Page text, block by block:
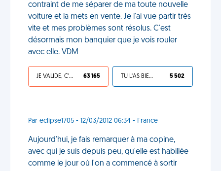
contraint de me séparer de ma toute nouvelle
voiture et la mets en vente. Je l'ai vue partir très
vite et mes problèmes sont résolus. C'est
désormais mon banquier que je vois rouler
avec elle. VDM
JE VALIDE, C'EST UNE VDM 63 165 TU L'AS BIEN MÉRITÉ 5 502
Par eclipse1705 - 12/03/2012 06:34 - France
Aujourd'hui, je fais remarquer à ma copine,
avec qui je suis depuis peu, qu'elle est habillée
comme le jour où l'on a commencé à sortir